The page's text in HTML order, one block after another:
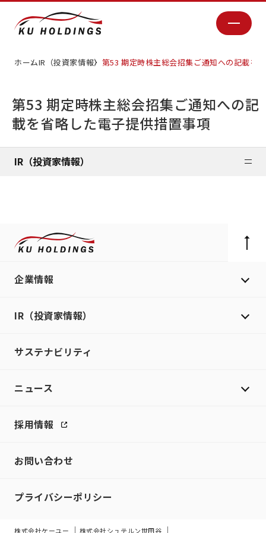
ホームIR（投資家情報） 第53 期定時株主総会招集ご通知への記載を
第53 期定時株主総会招集ご通知への記
載を省略した電子提供措置事項
IR（投資家情報）
企業情報
IR（投資家情報）
サステナビリティ
ニュース
採用情報
お問い合わせ
プライバシーポリシー
株式会社ケーユー 株式会社シュテルン世田谷